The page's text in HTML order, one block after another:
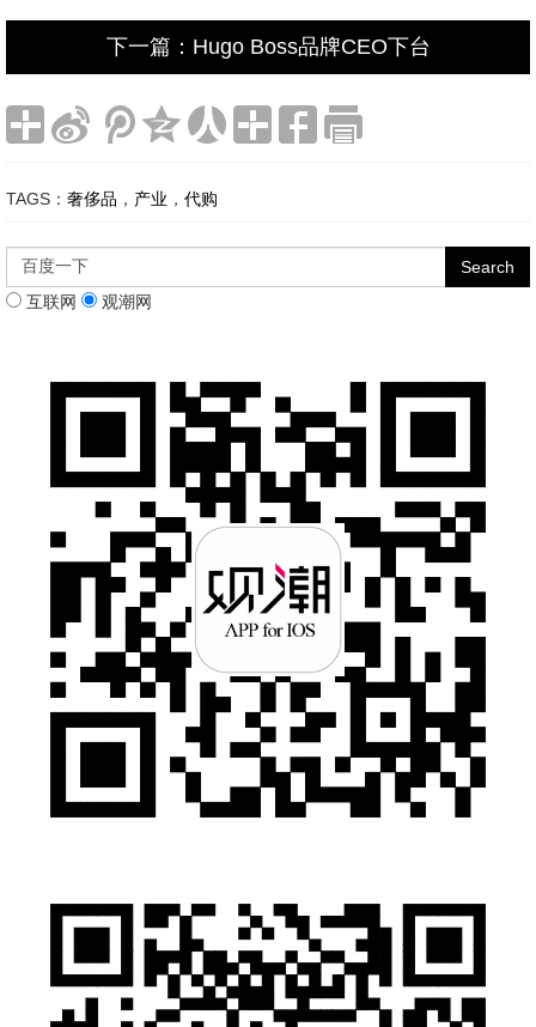
下一篇：Hugo Boss品牌CEO下台
TAGS： 奢侈品 ， 产业 ， 代购
互联网 观潮网